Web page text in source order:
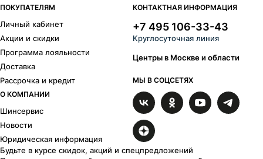
ПОКУПАТЕЛЯМ
Личный кабинет
Акции и скидки
Программа лояльности
Доставка
Рассрочка и кредит
О КОМПАНИИ
Шинсервис
Новости
Юридическая информация
КОНТАКТНАЯ ИНФОРМАЦИЯ
+7 495 106-33-43
Круглосуточная линия
Центры в Москве и области
МЫ В СОЦСЕТЯХ
Будьте в курсе скидок, акций и спецпредложений